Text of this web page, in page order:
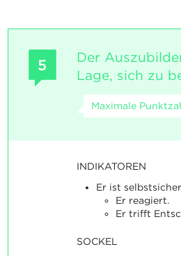
5
Der
Lage, sich zu
Maximale
INDIKATOREN
Er ist
Er reagiert.
Er trifft
SOCKEL